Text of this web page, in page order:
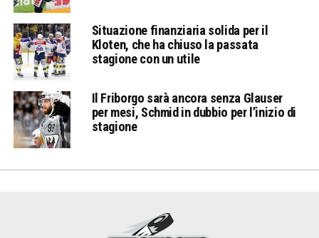
Situazione finanziaria solida per il
Kloten, che ha chiuso la passata
stagione con un utile
Il Friborgo sarà ancora senza Glauser
per mesi, Schmid in dubbio per l’inizio di
stagione